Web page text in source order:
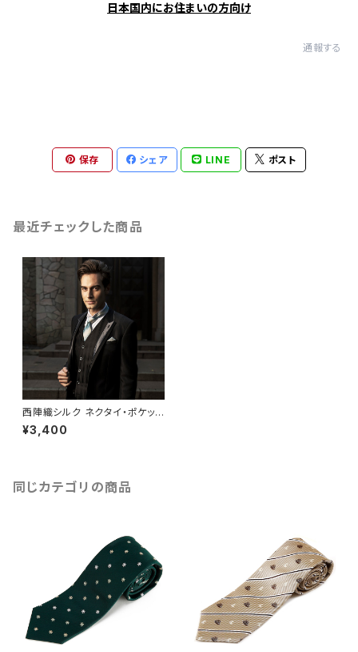
日本国内にお住まいの方向け
通報する
保存 シェア LINE ポスト
最近チェックした商品
西陣織シルク ネクタイ・ポケット
チーフセット 12. ホライズン ウェ
ディング エーゲブルー - FORT
¥3,400
同じカテゴリの商品